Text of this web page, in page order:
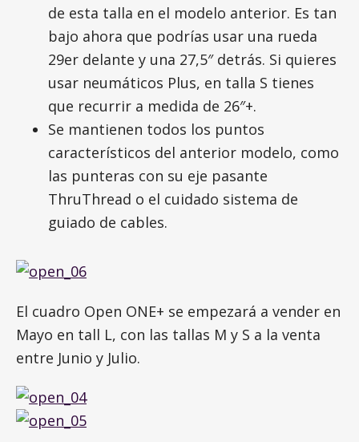
de esta talla en el modelo anterior. Es tan
bajo ahora que podrías usar una rueda
29er delante y una 27,5″ detrás. Si quieres
usar neumáticos Plus, en talla S tienes
que recurrir a medida de 26″+.
Se mantienen todos los puntos
característicos del anterior modelo, como
las punteras con su eje pasante
ThruThread o el cuidado sistema de
guiado de cables.
El cuadro Open ONE+ se empezará a vender en
Mayo en tall L, con las tallas M y S a la venta
entre Junio y Julio.